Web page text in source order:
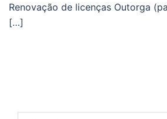
Renovação de licenças Outorga
[…]